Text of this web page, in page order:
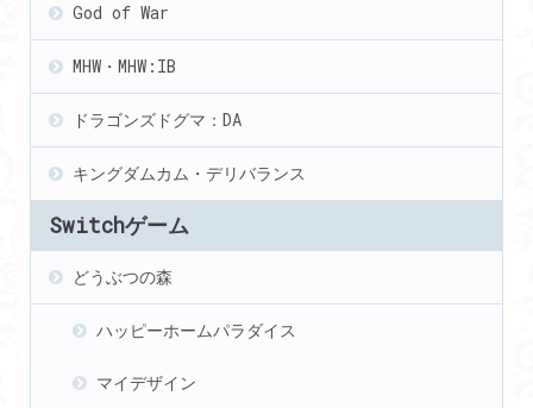
God of War
MHW・MHW:IB
ドラゴンズドグマ：DA
キングダムカム・デリバランス
Switchゲーム
どうぶつの森
ハッピーホームパラダイス
マイデザイン